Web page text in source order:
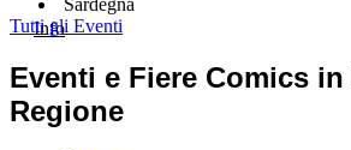
Info
Tutti gli Eventi
Eventi e Fiere Comics
Regione